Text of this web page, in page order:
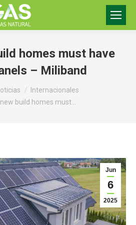
homes must have
– Miliband
Internacionales
build homes must…
Jun
6
2025